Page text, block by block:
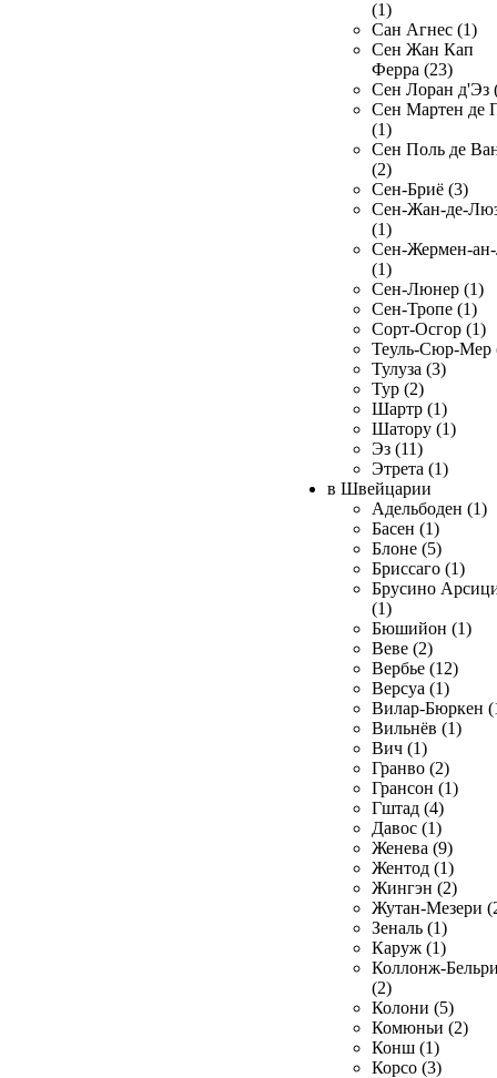
(1)
Сан Агнес (1)
Сен Жан Кап
Ферра (23)
Сен Лоран д'Эз
Сен Мартен де
(1)
Сен Поль де
(2)
Сен-Бриё (3)
Сен-Жан-де-
(1)
Сен-Жермен-
(1)
Сен-Люнер (1)
Сен-Тропе (1)
Сорт-Осгор (1)
Теуль-Сюр-Мер
Тулуза (3)
Тур (2)
Шартр (1)
Шатору (1)
Эз (11)
Этрета (1)
в Швейцарии
Адельбоден (1)
Басен (1)
Блоне (5)
Бриссаго (1)
Брусино
(1)
Бюшийон (1)
Веве (2)
Вербье (12)
Версуа (1)
Вилар-Бюркен
Вильнёв (1)
Вич (1)
Гранво (2)
Грансон (1)
Гштад (4)
Давос (1)
Женева (9)
Жентод (1)
Жингэн (2)
Жутан-Мезери
Зеналь (1)
Каруж (1)
Коллонж-
(2)
Колони (5)
Комюньи (2)
Конш (1)
Корсо (3)